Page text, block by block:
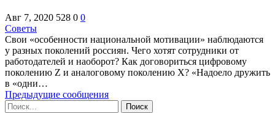
Авг 7, 2020 528 0 0
Советы
Свои «особенности национальной мотивации» наблюдаются
у разных поколений россиян. Чего хотят сотрудники от
работодателей и наоборот? Как договориться цифровому
поколению Z и аналоговому поколению Х? «Надоело дружить
в «одни…
Предыдущие сообщения